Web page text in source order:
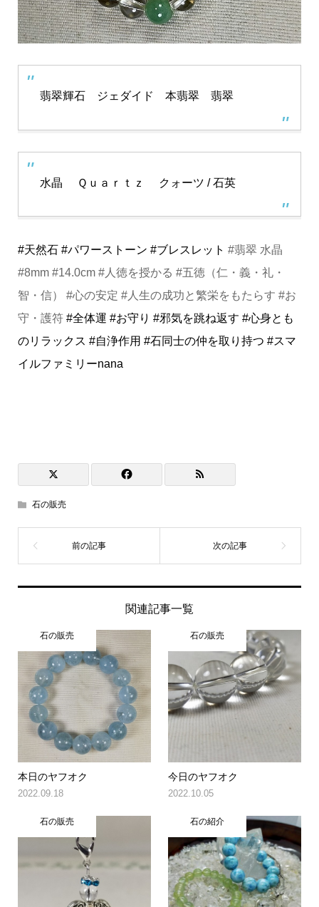
翡翠輝石 ジェダイド 本翡翠 翡翠
水晶 Ｑｕａｒｔｚ クォーツ / 石英
#天然石 #パワーストーン #ブレスレット #翡翠 水晶
#8mm #14.0cm #人徳を授かる #五徳（仁・義・礼・
智・信） #心の安定 #人生の成功と繁栄をもたらす #お
守・護符 #全体運 #お守り #邪気を跳ね返す #心身とも
のリラックス #自浄作用 #石同士の仲を取り持つ #スマ
イルファミリーnana
石の販売
関連記事一覧
石の販売
本日のヤフオク
2022.09.18
石の販売
今日のヤフオク
2022.10.05
石の販売 石の紹介